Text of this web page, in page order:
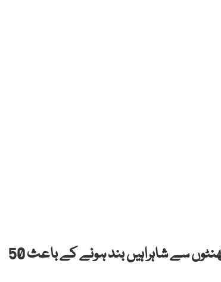
امریکہ میں طوفانی برفباری نے تباہی مچا دی، گزشتہ 20 گھنٹوں سے شاہراہیں بند ہونے کے باعث 50